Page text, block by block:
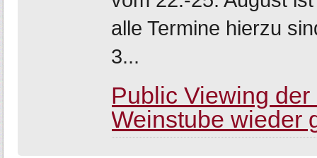
alle Termine hierzu
3...
Public Viewing
Weinstube wieder